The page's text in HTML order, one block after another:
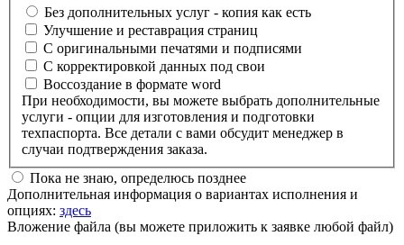
Без дополнительных услуг - копия как есть
Улучшение и реставрация страниц
С оригинальными печатями и подписями
С корректировкой данных под свои
Воссоздание в формате word
При необходимости, вы можете выбрать дополнительные
услуги - опции для изготовления и подготовки
техпаспорта. Все детали с вами обсудит менеджер в
случаи подтверждения заказа.
Пока не знаю, определюсь позднее
Дополнительная информация о вариантах исполнения и
опциях: здесь
Вложение файла (вы можете приложить к заявке любой файл)